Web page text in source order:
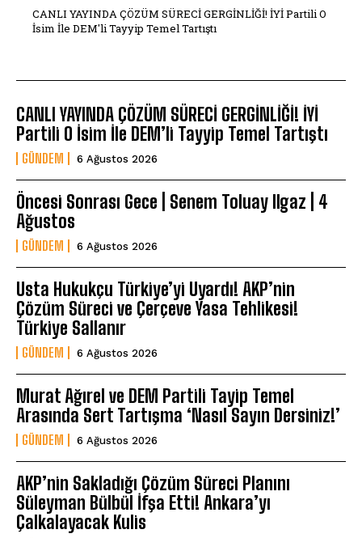
CANLI YAYINDA ÇÖZÜM SÜRECİ GERGİNLİĞİ! İYİ Partili O
İsim İle DEM'li Tayyip Temel Tartıştı
CANLI YAYINDA ÇÖZÜM SÜRECİ GERGİNLİĞİ! İYİ
Partili O İsim İle DEM’li Tayyip Temel Tartıştı
GÜNDEM 6 Ağustos 2026
Öncesi Sonrası Gece | Senem Toluay Ilgaz | 4
Ağustos
GÜNDEM 6 Ağustos 2026
Usta Hukukçu Türkiye’yi Uyardı! AKP’nin
Çözüm Süreci ve Çerçeve Yasa Tehlikesi!
Türkiye Sallanır
GÜNDEM 6 Ağustos 2026
Murat Ağırel ve DEM Partili Tayip Temel
Arasında Sert Tartışma ‘Nasıl Sayın Dersiniz!’
GÜNDEM 6 Ağustos 2026
AKP’nin Sakladığı Çözüm Süreci Planını
Süleyman Bülbül İfşa Etti! Ankara’yı
Çalkalayacak Kulis